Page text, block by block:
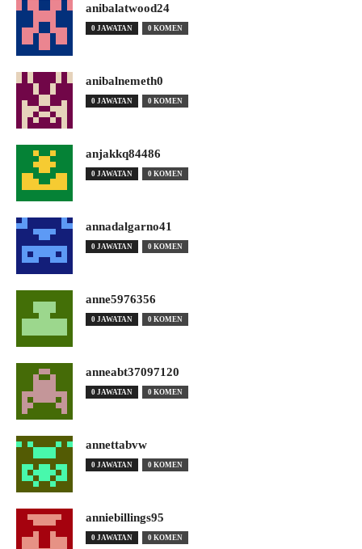
anibalatwood24
0 JAWATAN 0 KOMEN
anibalnemeth0
0 JAWATAN 0 KOMEN
anjakkq84486
0 JAWATAN 0 KOMEN
annadalgarno41
0 JAWATAN 0 KOMEN
anne5976356
0 JAWATAN 0 KOMEN
anneabt37097120
0 JAWATAN 0 KOMEN
annettabvw
0 JAWATAN 0 KOMEN
anniebillings95
0 JAWATAN 0 KOMEN